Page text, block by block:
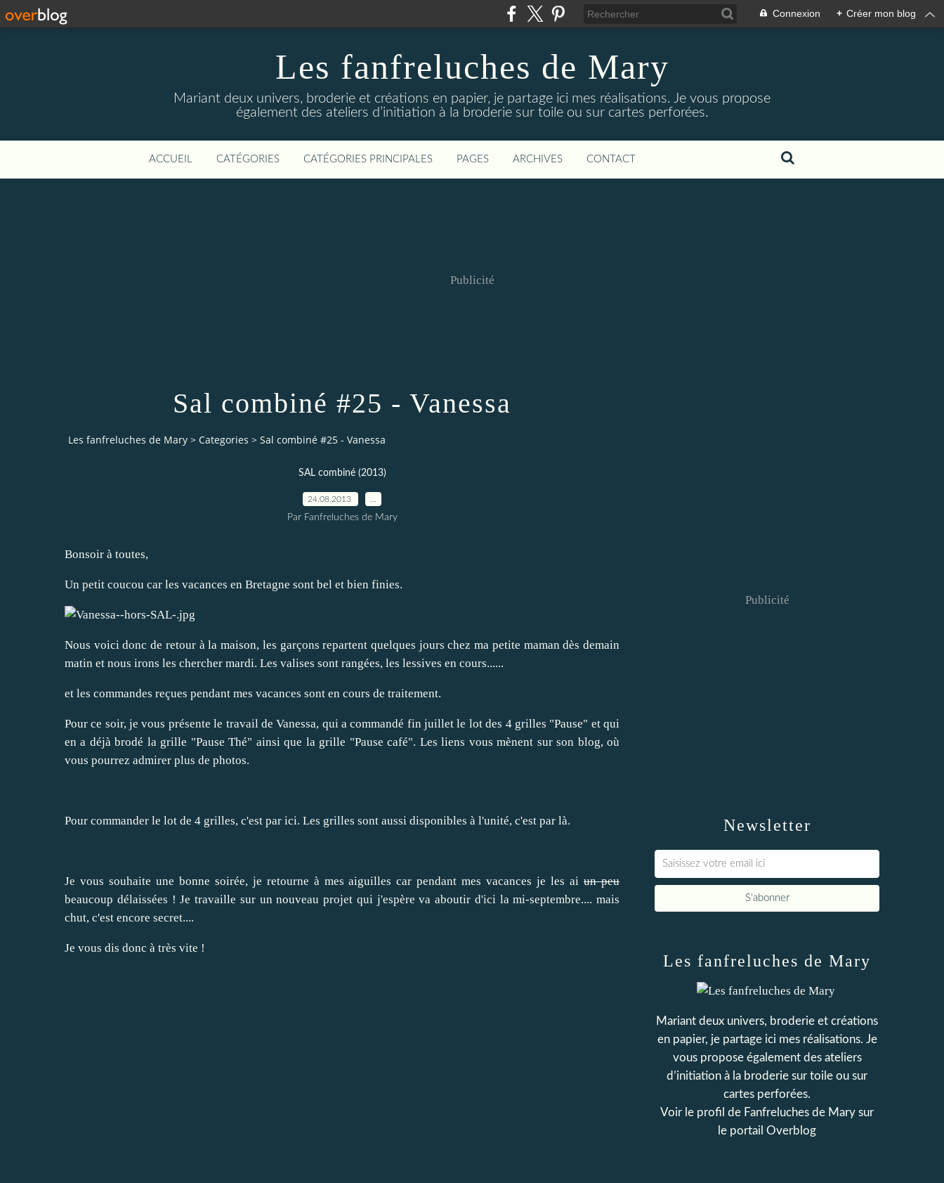
Connexion + Créer mon blog
Les fanfreluches de Mary
Mariant deux univers, broderie et créations en papier, je partage ici mes réalisations. Je vous propose
également des ateliers d’initiation à la broderie sur toile ou sur cartes perforées.
ACCUEIL CATÉGORIES CATÉGORIES PRINCIPALES PAGES ARCHIVES CONTACT
Publicité
Sal combiné #25 - Vanessa
Les fanfreluches de Mary > Categories > Sal combiné #25 - Vanessa
SAL combiné (2013)
24.08.2013
Par Fanfreluches de Mary
Bonsoir à toutes,
Un petit coucou car les vacances en Bretagne sont bel et bien finies.
Nous voici donc de retour à la maison, les garçons repartent quelques jours chez ma petite maman dès demain
matin et nous irons les chercher mardi. Les valises sont rangées, les lessives en cours......
et les commandes reçues pendant mes vacances sont en cours de traitement.
Pour ce soir, je vous présente le travail de Vanessa, qui a commandé fin juillet le lot des 4 grilles "Pause" et qui
en a déjà brodé la grille "Pause Thé" ainsi que la grille "Pause café". Les liens vous mènent sur son blog, où
vous pourrez admirer plus de photos.
Pour commander le lot de 4 grilles, c'est par ici. Les grilles sont aussi disponibles à l'unité, c'est par là.
Je vous souhaite une bonne soirée, je retourne à mes aiguilles car pendant mes vacances je les aiun peu
beaucoup délaissées ! Je travaille sur un nouveau projet qui j'espère va aboutir d'ici la mi-septembre.... mais
chut, c'est encore secret....
Je vous dis donc à très vite !
Newsletter
Publicité
Les fanfreluches de Mary
Mariant deux univers, broderie et créations
en papier, je partage ici mes réalisations. Je
vous propose également des ateliers
d’initiation à la broderie sur toile ou sur
cartes perforées.
Voir le profil de Fanfreluches de Mary sur
le portail Overblog